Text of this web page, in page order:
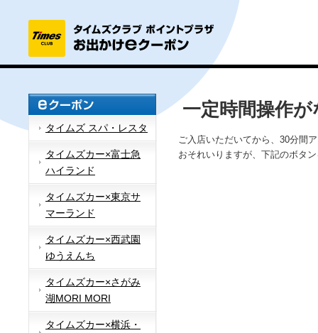
タイムズ スパ・レスタ
タイムズカー×富士急
ハイランド
タイムズカー×東京サ
マーランド
タイムズカー×西武園
ゆうえんち
タイムズカー×さがみ
湖MORI MORI
タイムズカー×横浜・
一定時間操作
ご入店いただいてから、30分間
おそれいりますが、下記のボタ